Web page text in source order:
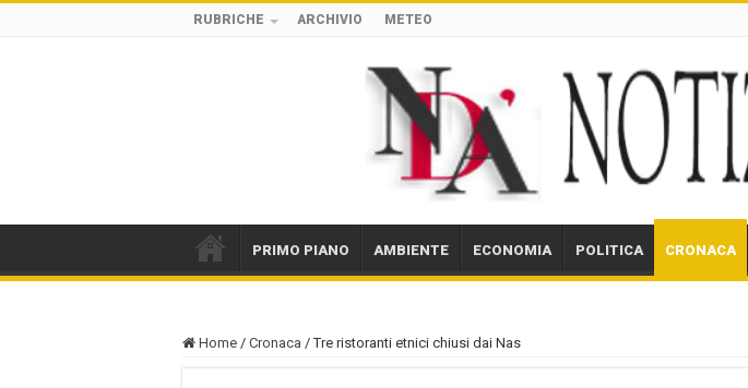
RUBRICHE ARCHIVIO METEO
PRIMO PIANO AMBIENTE ECONOMIA POLITICA CRONACA
Home / Cronaca / Tre ristoranti etnici chiusi dai Nas